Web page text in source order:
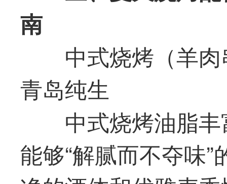
南
中式烧烤（羊
青岛纯生
中式烧烤油脂
能够“解腻而不夺味